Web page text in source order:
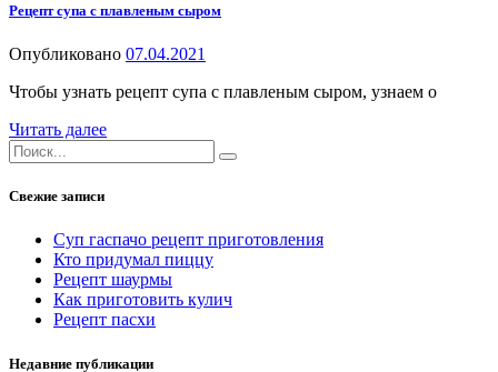
Рецепт супа с плавленым сыром
Опубликовано 07.04.2021
Чтобы узнать рецепт супа с плавленым сыром, узнаем о
Читать далее
Свежие записи
Суп гаспачо рецепт приготовления
Кто придумал пиццу
Рецепт шаурмы
Как приготовить кулич
Рецепт пасхи
Недавние публикации